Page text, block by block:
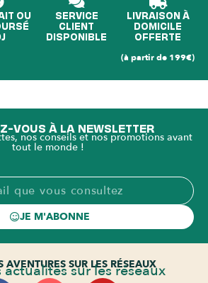
OU SERVICE
CLIENT
DISPONIBLE
LIVRAISON À
DOMICILE
OFFERTE
(à partir de 199€)
VOUS À LA NEWSLETTER
nos conseils et nos promotions avant
tout le monde !
JE M'ABONNE
AVENTURES SUR LES RÉSEAUX
actualités sur les réseaux